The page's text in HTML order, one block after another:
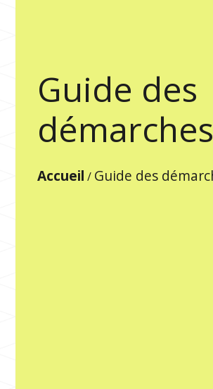
Guide des
démarches
Accueil / Guide des